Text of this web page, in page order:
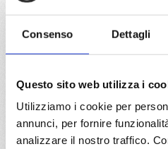
Consenso Dettagli
Questo sito web utilizza i
Utilizziamo i cookie per
annunci, per fornire
analizzare il nostro traffico.
Caraibi 8 giorni
Ketchikan, Svartisen glacier,